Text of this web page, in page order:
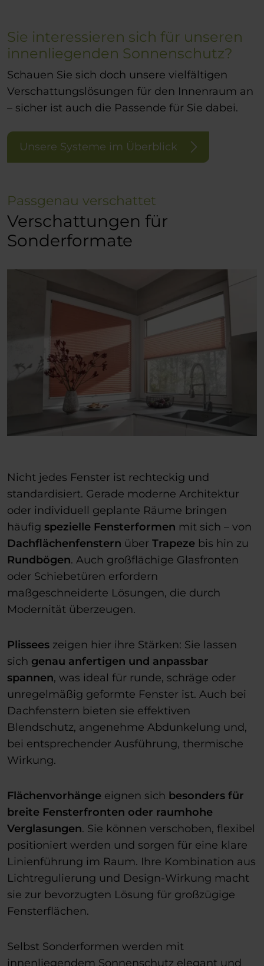
Sie interessieren sich für unseren
innenliegenden Sonnenschutz?
Schauen Sie sich doch unsere vielfältigen
Verschattungslösungen für den Innenraum an
– sicher ist auch die Passende für Sie dabei.
Unsere Systeme im Überblick
Passgenau verschattet
Verschattungen für
Sonderformate
Nicht jedes Fenster ist rechteckig und
standardisiert. Gerade moderne Architektur
oder individuell geplante Räume bringen
häufig spezielle Fensterformen mit sich – von
Dachflächenfenstern über Trapeze bis hin zu
Rundbögen. Auch großflächige Glasfronten
oder Schiebetüren erfordern
maßgeschneiderte Lösungen, die durch
Modernität überzeugen.
Plissees zeigen hier ihre Stärken: Sie lassen
sich genau anfertigen und anpassbar
spannen, was ideal für runde, schräge oder
unregelmäßig geformte Fenster ist. Auch bei
Dachfenstern bieten sie effektiven
Blendschutz, angenehme Abdunkelung und,
bei entsprechender Ausführung, thermische
Wirkung.
Flächenvorhänge eignen sich besonders für
breite Fensterfronten oder raumhohe
Verglasungen. Sie können verschoben, flexibel
positioniert werden und sorgen für eine klare
Linienführung im Raum. Ihre Kombination aus
Lichtregulierung und Design-Wirkung macht
sie zur bevorzugten Lösung für großzügige
Fensterflächen.
Selbst Sonderformen werden mit
innenliegendem Sonnenschutz elegant und